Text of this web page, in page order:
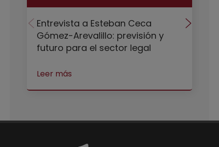
Entrevista a Esteban Ceca
Gómez-Arevalillo: previsión y
futuro para el sector legal
Leer más